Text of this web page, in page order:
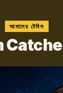
আমাদের টেবিল
র